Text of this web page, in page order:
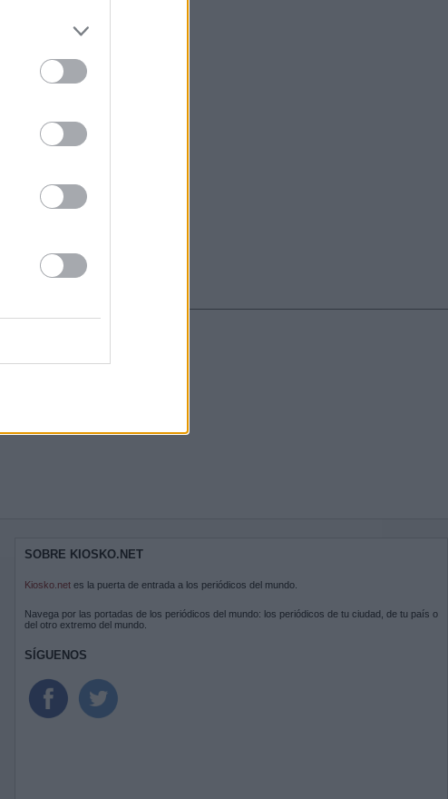
SOBRE KIOSKO.NET
Kiosko.net es la puerta de entrada a los periódicos del mundo.
Navega por las portadas de los periódicos del mundo: los periódicos de tu ciudad, de tu país o
del otro extremo del mundo.
SÍGUENOS